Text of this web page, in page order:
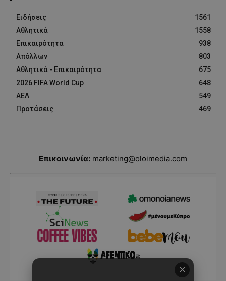
Ειδήσεις
1561
Αθλητικά
1558
Επικαιρότητα
938
Απόλλων
803
Αθλητικά - Επικαιρότητα
675
2026 FIFA World Cup
648
ΑΕΛ
549
Προτάσεις
469
Επικοινωνία: marketing@oloimedia.com
✕